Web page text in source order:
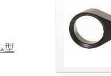
型